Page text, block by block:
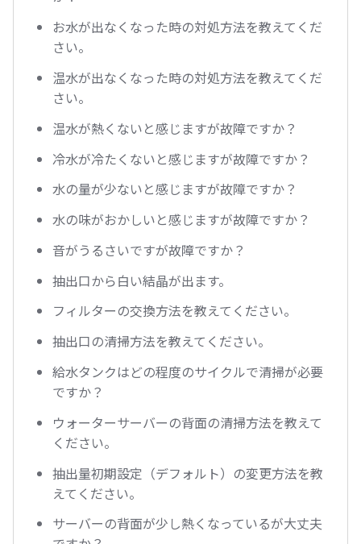
お水が出なくなった時の対処方法を教えてくだ
さい。
温水が出なくなった時の対処方法を教えてくだ
さい。
温水が熱くないと感じますが故障ですか？
冷水が冷たくないと感じますが故障ですか？
水の量が少ないと感じますが故障ですか？
水の味がおかしいと感じますが故障ですか？
音がうるさいですが故障ですか？
抽出口から白い結晶が出ます。
フィルターの交換方法を教えてください。
抽出口の清掃方法を教えてください。
給水タンクはどの程度のサイクルで清掃が必要
ですか？
ウォーターサーバーの背面の清掃方法を教えて
ください。
抽出量初期設定（デフォルト）の変更方法を教
えてください。
サーバーの背面が少し熱くなっているが大丈夫